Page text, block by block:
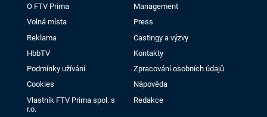
O FTV Prima
Management
Volná místa
Press
Reklama
Castingy a výzvy
HbbTV
Kontakty
Podmínky užívání
Zpracování osobních údajů
Cookies
Nápověda
Vlastník FTV Prima spol. s
r.o.
Redakce